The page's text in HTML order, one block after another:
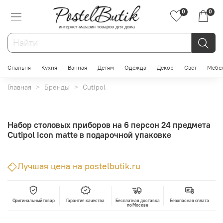
интернет-магазин товаров для дома
0 0
Спальня Кухня Ванная Детям Одежда Декор Свет
Главная Бренды Cutipol
Набор столовых приборов на 6 персон 24 предмета
Cutipol Icon matte в подарочной упаковке
Лучшая цена на postelbutik.ru
Оригинальный товар Гарантия качества
Бесплатная доставка
по Москве
Безопасная оплата